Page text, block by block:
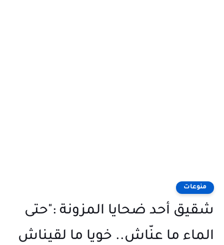
منوعات
شقيق أحد ضحايا المزونة :"حتى
الماء ما عنّاش.. خويا ما لقيناش